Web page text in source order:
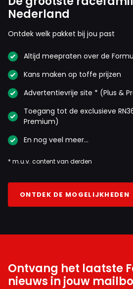
Nederland
Ontdek welk pakket bij jou past
Altijd meepraten over de
Kans maken op toffe prijzen
Advertentievrije site * (Plus &
Toegang tot de exclusieve
Premium)
En nog veel meer…
* m.u.v. content van derden
ONTDEK DE MOGELIJKHEDEN
Ontvang het laatste
nieuws in jouw